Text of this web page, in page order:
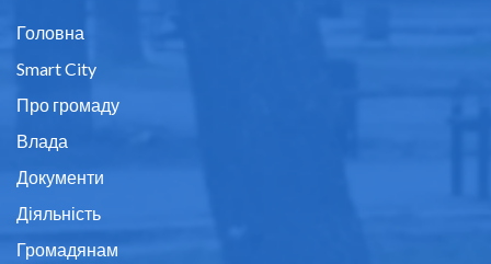
Головна
Smart City
Про громаду
Влада
Документи
Діяльність
Громадянам